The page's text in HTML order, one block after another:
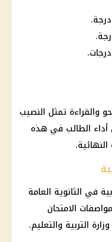
والقراءة تمثل النصيب
أداء الطالب في هذه
في الثانوية العامة
الامتحان
وزارة التربية والتعليم.